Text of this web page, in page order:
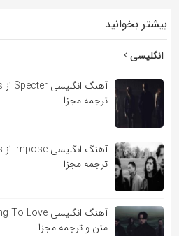
کپی
لینک
بیشتر بخوانید
انگلیسی
ترجمه مجزا
ترجمه مجزا
متن و ترجمه مجزا